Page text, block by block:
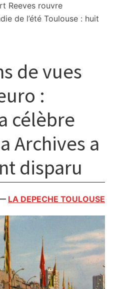
Reeves rouvre
de l’été Toulouse : huit
de vues
:
célèbre
Archives a
disparu
LA DEPECHE TOULOUSE